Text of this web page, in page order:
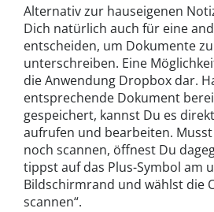
Alternativ zur hauseigenen
Dich natürlich auch für eine
entscheiden, um Dokumente
unterschreiben. Eine
die Anwendung Dropbox dar.
entsprechende Dokument
gespeichert, kannst Du es
aufrufen und bearbeiten.
noch scannen, öffnest Du
tippst auf das Plus-Symbol am
Bildschirmrand und wählst die
scannen“.